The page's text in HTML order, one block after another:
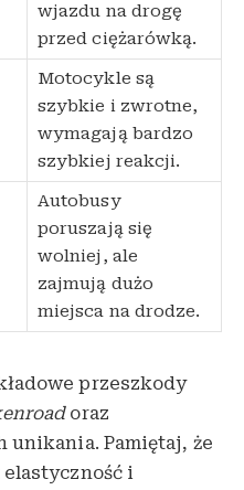
wjazdu na drogę
przed ciężarówką.
Motocykle są
szybkie i zwrotne,
wymagają bardzo
szybkiej reakcji.
Autobusy
poruszają się
wolniej, ale
zajmują dużo
miejsca na drodze.
przeszkody
oraz
unikania. Pamiętaj, że
i